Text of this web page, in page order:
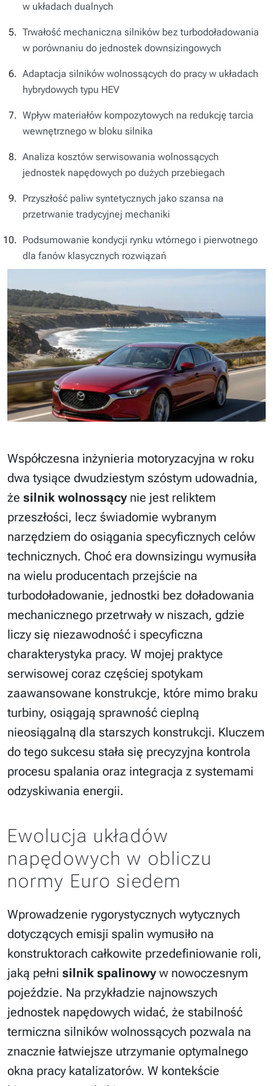
w układach dualnych
Trwałość mechaniczna silników bez turbodoładowania
w porównaniu do jednostek downsizingowych
Adaptacja silników wolnossących do pracy w układach
hybrydowych typu HEV
Wpływ materiałów kompozytowych na redukcję tarcia
wewnętrznego w bloku silnika
Analiza kosztów serwisowania wolnossących
jednostek napędowych po dużych przebiegach
Przyszłość paliw syntetycznych jako szansa na
przetrwanie tradycyjnej mechaniki
Podsumowanie kondycji rynku wtórnego i pierwotnego
dla fanów klasycznych rozwiązań
Współczesna inżynieria motoryzacyjna w roku
dwa tysiące dwudziestym szóstym udowadnia,
że silnik wolnossący nie jest reliktem
przeszłości, lecz świadomie wybranym
narzędziem do osiągania specyficznych celów
technicznych. Choć era downsizingu wymusiła
na wielu producentach przejście na
turbodoładowanie, jednostki bez doładowania
mechanicznego przetrwały w niszach, gdzie
liczy się niezawodność i specyficzna
charakterystyka pracy. W mojej praktyce
serwisowej coraz częściej spotykam
zaawansowane konstrukcje, które mimo braku
turbiny, osiągają sprawność cieplną
nieosiągalną dla starszych konstrukcji. Kluczem
do tego sukcesu stała się precyzyjna kontrola
procesu spalania oraz integracja z systemami
odzyskiwania energii.
Ewolucja układów
napędowych w obliczu
normy Euro siedem
Wprowadzenie rygorystycznych wytycznych
dotyczących emisji spalin wymusiło na
konstruktorach całkowite przedefiniowanie roli,
jaką pełni silnik spalinowy w nowoczesnym
pojeździe. Na przykładzie najnowszych
jednostek napędowych widać, że stabilność
termiczna silników wolnossących pozwala na
znacznie łatwiejsze utrzymanie optymalnego
okna pracy katalizatorów. W kontekście